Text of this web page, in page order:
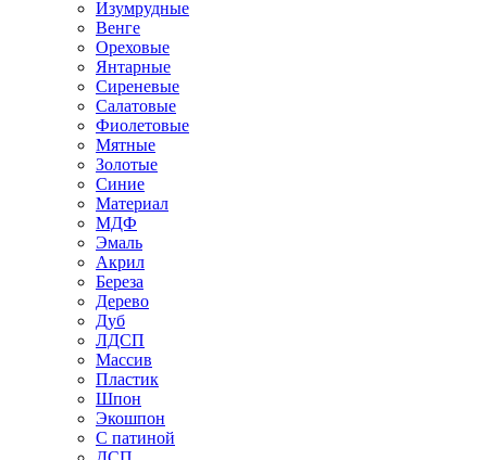
Изумрудные
Венге
Ореховые
Янтарные
Сиреневые
Салатовые
Фиолетовые
Мятные
Золотые
Синие
Материал
МДФ
Эмаль
Акрил
Береза
Дерево
Дуб
ЛДСП
Массив
Пластик
Шпон
Экошпон
С патиной